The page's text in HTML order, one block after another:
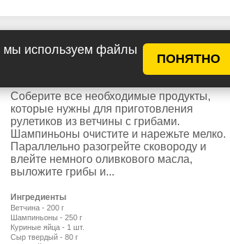
мы используем файлы
ПОНЯТНО
Рулетики из ветчины с грибами
Соберите все необходимые продукты,
которые нужны для приготовления
рулетиков из ветчины с грибами.
Шампиньоны очистите и нарежьте мелко.
Параллельно разогрейте сковороду и
влейте немного оливкового масла,
выложите грибы и...
Ингредиенты
Ветчина - 200 г
Шампиньоны - 250 г
Куриные яйца - 1 шт.
Сыр твердый - 80 г